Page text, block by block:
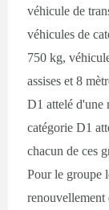
véhicule de
véhicules de
750 kg,
assises et 8
D1 attelé d'une
catégorie D1
chacun de ces
Pour le groupe